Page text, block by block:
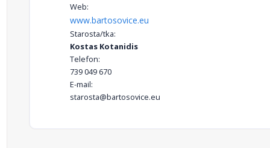
Web:
www.bartosovice.eu
Starosta/tka:
Kostas Kotanidis
Telefon:
739 049 670
E-mail:
starosta@bartosovice.eu